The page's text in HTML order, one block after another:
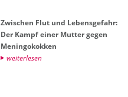
Zwi­schen Flut und Le­bens­ge­fahr:
Der Kampf einer Mut­ter gegen
Me­nin­go­kok­ken
wei­ter­le­sen